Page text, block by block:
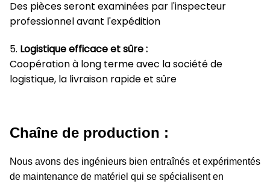
Des pièces seront examinées par l'inspecteur
professionnel avant l'expédition
5. Logistique efficace et sûre :
Coopération à long terme avec la société de
logistique, la livraison rapide et sûre
Chaîne de production :
Nous avons des ingénieurs bien entraînés et expérimentés
de maintenance de matériel qui se spécialisent en